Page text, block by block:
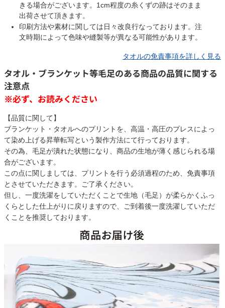
きる場合がございます。1cm程度の糸くずの跡はそのまま
出荷させて頂きます。
印刷方法や素材に関しては日々改良行なっております。注
文時期によって色味や縫製等が異なる可能性があります。
タオルの免責事項を詳しく見る
タオル・ブランケット等毛足のある商品の品質に関する
注意点
※必ず、お読みください
【品質に関して】
ブランケット・タオルへのプリントを、高温・高圧のプレスによっ
て染め上げる昇華転写という製作方法にて行っております。
その為、毛足が潰れた状態になり、商品の生地が薄く感じられる場
合がございます。
この点に関しましては、プリントを行う必須過程のため、免責事項
とさせていただきます。ご了承ください。
但し、一度洗濯をしていただくことで生地（毛足）が柔らかくふっ
くらとした仕上がりに戻りますので、ご到着後一度洗濯していただ
くことを推奨しております。